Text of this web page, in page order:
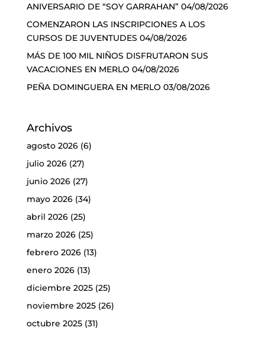
ANIVERSARIO DE “SOY GARRAHAN” 04/08/2026
COMENZARON LAS INSCRIPCIONES A LOS
CURSOS DE JUVENTUDES 04/08/2026
MÁS DE 100 MIL NIÑOS DISFRUTARON SUS
VACACIONES EN MERLO 04/08/2026
PEÑA DOMINGUERA EN MERLO 03/08/2026
Archivos
agosto 2026(6)
julio 2026(27)
junio 2026(27)
mayo 2026(34)
abril 2026(25)
marzo 2026(25)
febrero 2026(13)
enero 2026(13)
diciembre 2025(25)
noviembre 2025(26)
octubre 2025(31)